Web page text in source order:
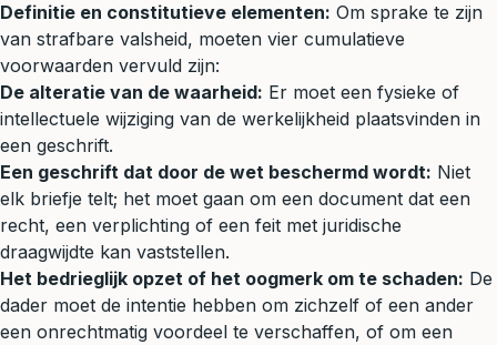
Definitie en constitutieve elementen: Om sprake te zijn
van strafbare valsheid, moeten vier cumulatieve
voorwaarden vervuld zijn:
De alteratie van de waarheid: Er moet een fysieke of
intellectuele wijziging van de werkelijkheid plaatsvinden in
een geschrift.
Een geschrift dat door de wet beschermd wordt: Niet
elk briefje telt; het moet gaan om een document dat een
recht, een verplichting of een feit met juridische
draagwijdte kan vaststellen.
Het bedrieglijk opzet of het oogmerk om te schaden: De
dader moet de intentie hebben om zichzelf of een ander
een onrechtmatig voordeel te verschaffen, of om een